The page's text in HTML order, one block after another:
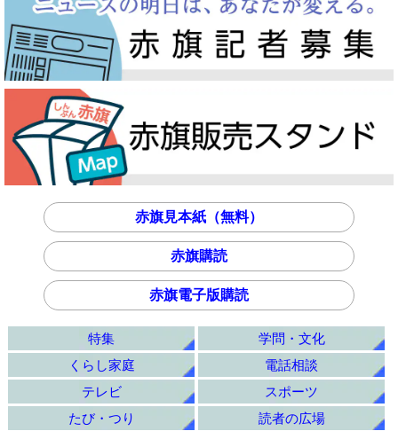
赤旗見本紙（無料）
赤旗購読
赤旗電子版購読
特集
学問・文化
くらし家庭
電話相談
テレビ
スポーツ
たび・つり
読者の広場